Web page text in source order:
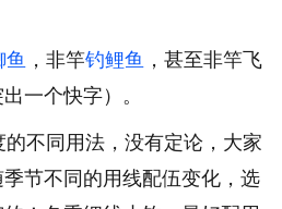
鱼 ，非竿钓鲤鱼 ，甚至非竿飞
一个快字）。
不同用法，没有定论，大家
节不同的用线配伍变化，选